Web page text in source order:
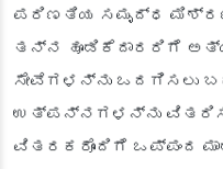
ಪರಿಣತಿಯ ಸಮೃದ್ಧ
ತನ್ನ ಹೂಡಿಕೆದಾರರಿಗೆ
ಸೇವೆಗಳನ್ನು ಒದಗಿಸಲು
ಉತ್ಪನ್ನಗಳನ್ನು
ವಿತರಕರೊಂದಿಗೆ ಒಪ್ಪಂದ